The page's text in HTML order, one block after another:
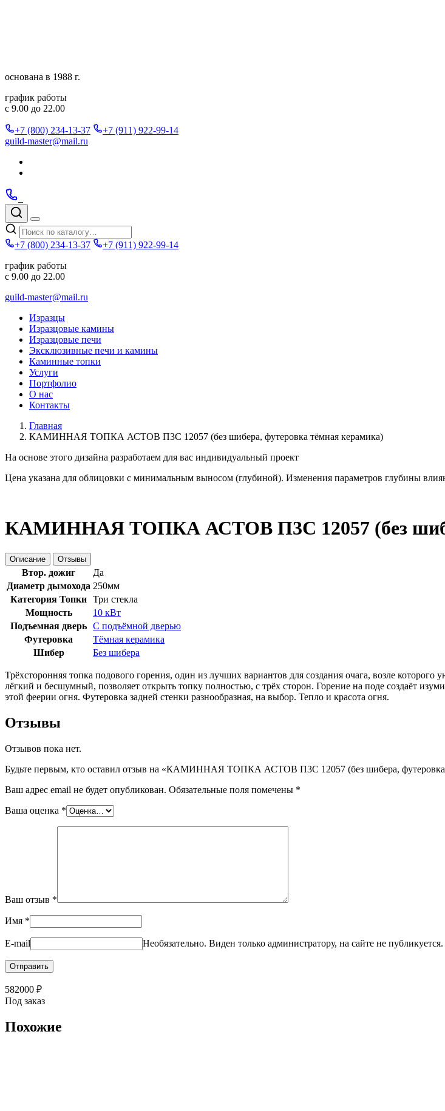
основана в 1988 г.
график работы
с 9.00 до 22.00
+7 (800) 234-13-37
+7 (911) 922-99-14
guild-master@mail.ru
Позвонить
Поиск
по
каталогу
Меню
+7 (800) 234-13-37
+7 (911) 922-99-14
график работы
с 9.00 до 22.00
guild-master@mail.ru
Изразцы
Изразцовые камины
Изразцовые печи
Эксклюзивные печи и камины
Каминные топки
Услуги
Портфолио
О нас
Контакты
Главная
КАМИННАЯ ТОПКА АСТОВ П3С 12057 (без шибера, футеровка тёмная керамика)
На основе этого дизайна разработаем для вас индивидуальный проект
Цена указана для облицовки с минимальным выносом (глубиной). Изменения параметров глубины
КАМИННАЯ ТОПКА АСТОВ П3С 12057 (без
Описание Отзывы
Втор. дожиг
Да
Диаметр дымохода 250мм
Категория Топки Три стекла
Мощность
10 кВт
Подъемная дверь С подъёмной дверью
Футеровка
Тёмная керамика
Шибер
Без шибера
Трёхсторонняя топка подового горения, один из лучших вариантов для создания очага, возле
лёгкий и бесшумный, позволяет открыть топку полностью, с трёх сторон. Горение на поде создаёт
этой феерии огня. Футеровка задней стенки разнообразная, на выбор. Тепло и красота огня.
Отзывы
Отзывов пока нет.
Будьте первым, кто оставил отзыв на «КАМИННАЯ ТОПКА АСТОВ П3С 12057 (без шибера, футеровка
Ваш адрес email не будет опубликован. Обязательные поля помечены *
Ваша оценка *
Ваш отзыв *
Имя *
E-mail Необязательно. Виден только администратору, на сайте не публикуется.
582000 ₽
Под заказ
Похожие